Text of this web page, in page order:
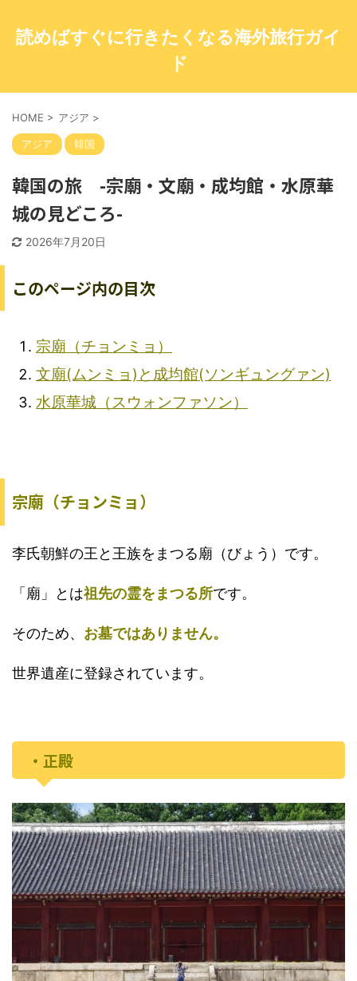
読めばすぐに行きたくなる海外旅行ガイ
ド
HOME > アジア >
アジア 韓国
韓国の旅 -宗廟・文廟・成均館・水原華
城の見どころ-
2026年7月20日
このページ内の目次
宗廟（チョンミョ）
文廟(ムンミョ)と成均館(ソンギュングァン)
水原華城（スウォンファソン）
宗廟（チョンミョ）
李氏朝鮮の王と王族をまつる廟（びょう）です。
「廟」とは祖先の霊をまつる所です。
そのため、 お墓ではありません。
世界遺産に登録されています。
・正殿